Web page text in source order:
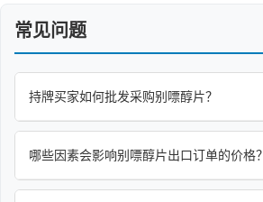
常见问题
持牌买家如何批发采购别嘌醇片？
哪些因素会影响别嘌醇片出口订单的价格？